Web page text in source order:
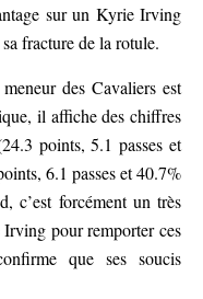
sur un Kyrie Irving
fracture de la rotule.
des Cavaliers est
il affiche des chiffres
points, 5.1 passes et
6.1 passes et 40.7%
c’est forcément un très
pour remporter ces
que ses soucis